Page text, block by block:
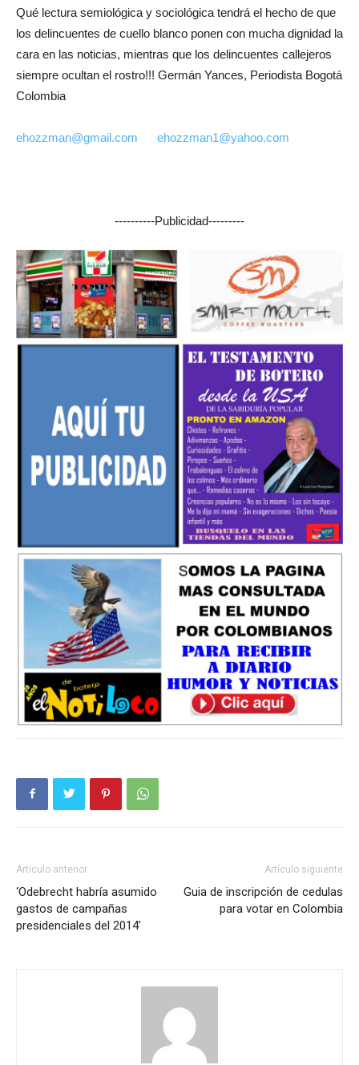
Qué lectura semiológica y sociológica tendrá el hecho de que
los delincuentes de cuello blanco ponen con mucha dignidad la
cara en las noticias, mientras que los delincuentes callejeros
siempre ocultan el rostro!!! Germán Yances, Periodista Bogotá
Colombia
ehozzman@gmail.com ehozzman1@yahoo.com
----------Publicidad---------
Artículo anterior
‘Odebrecht habría asumido
gastos de campañas
presidenciales del 2014’
Artículo siguiente
Guia de inscripción de cedulas
para votar en Colombia